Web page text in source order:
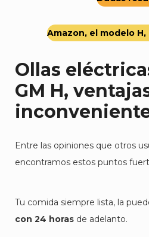
Amazon, el modelo
Ollas
GM H,
Entre las opiniones que otros
encontramos estos puntos
Tu comida siempre lista, la
con 24 horas de adelanto.